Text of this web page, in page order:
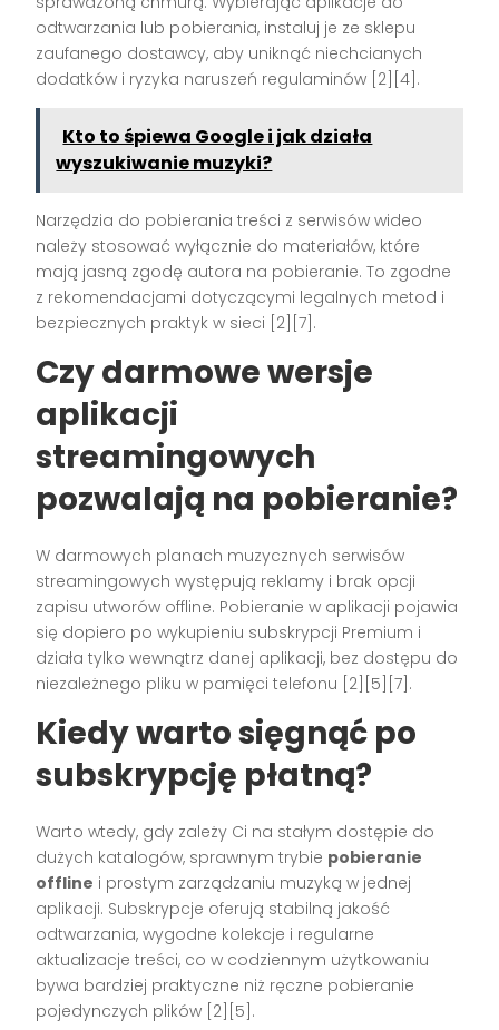
odtwarzania lub pobierania, instaluj je ze sklepu
zaufanego dostawcy, aby uniknąć niechcianych
dodatków i ryzyka naruszeń regulaminów [2][4].
Kto to śpiewa Google i jak działa
wyszukiwanie muzyki?
Narzędzia do pobierania treści z serwisów wideo
należy stosować wyłącznie do materiałów, które
mają jasną zgodę autora na pobieranie. To zgodne
z rekomendacjami dotyczącymi legalnych metod i
bezpiecznych praktyk w sieci [2][7].
Czy darmowe wersje
aplikacji
streamingowych
pozwalają na pobieranie?
W darmowych planach muzycznych serwisów
streamingowych występują reklamy i brak opcji
zapisu utworów offline. Pobieranie w aplikacji pojawia
się dopiero po wykupieniu subskrypcji Premium i
działa tylko wewnątrz danej aplikacji, bez dostępu do
niezależnego pliku w pamięci telefonu [2][5][7].
Kiedy warto sięgnąć po
subskrypcję płatną?
Warto wtedy, gdy zależy Ci na stałym dostępie do
dużych katalogów, sprawnym trybie pobieranie
offline i prostym zarządzaniu muzyką w jednej
aplikacji. Subskrypcje oferują stabilną jakość
odtwarzania, wygodne kolekcje i regularne
aktualizacje treści, co w codziennym użytkowaniu
bywa bardziej praktyczne niż ręczne pobieranie
pojedynczych plików [2][5].